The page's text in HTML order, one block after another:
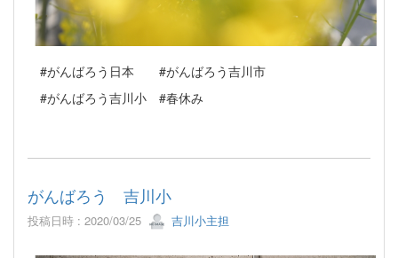
#がんばろう日本 #がんばろう吉川市
#がんばろう吉川小 #春休み
がんばろう 吉川小
投稿日時 : 2020/03/25 吉川小主担